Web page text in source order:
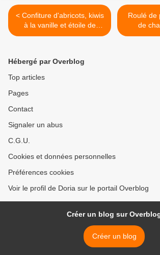
< Confiture d'abricots, kiwis
à la vanille et étoile de
badiane
Roulé de
de
Hébergé par Overblog
Top articles
Pages
Contact
Signaler un abus
C.G.U.
Cookies et données personnelles
Préférences cookies
Voir le profil de Doria sur le portail Overblog
Créer un blog sur
Créer un blog